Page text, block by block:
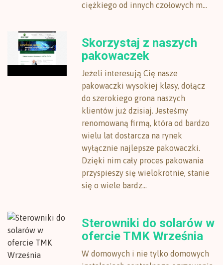
ciężkiego od innych czołowych m...
Skorzystaj z naszych
pakowaczek
Jeżeli interesują Cię nasze
pakowaczki wysokiej klasy, dołącz
do szerokiego grona naszych
klientów już dzisiaj. Jesteśmy
renomowaną firmą, która od bardzo
wielu lat dostarcza na rynek
wyłącznie najlepsze pakowaczki.
Dzięki nim cały proces pakowania
przyspieszy się wielokrotnie, stanie
się o wiele bardz...
Sterowniki do solarów w
ofercie TMK Września
W domowych i nie tylko domowych